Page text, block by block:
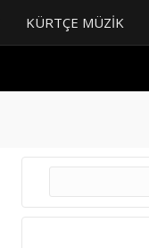
KÜRTÇE MÜZIK
Arama: